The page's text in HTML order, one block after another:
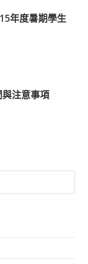
年度暑期學生
與注意事項